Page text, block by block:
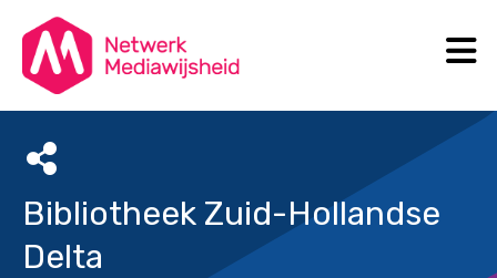
Bibliotheek Zuid-Hollandse
Delta